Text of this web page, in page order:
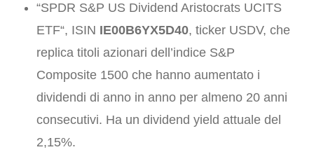
“SPDR S&P US Dividend Aristocrats UCITS
ETF“, ISIN IE00B6YX5D40, ticker USDV, che
replica titoli azionari dell’indice S&P
Composite 1500 che hanno aumentato i
dividendi di anno in anno per almeno 20 anni
consecutivi. Ha un dividend yield attuale del
2,15%.